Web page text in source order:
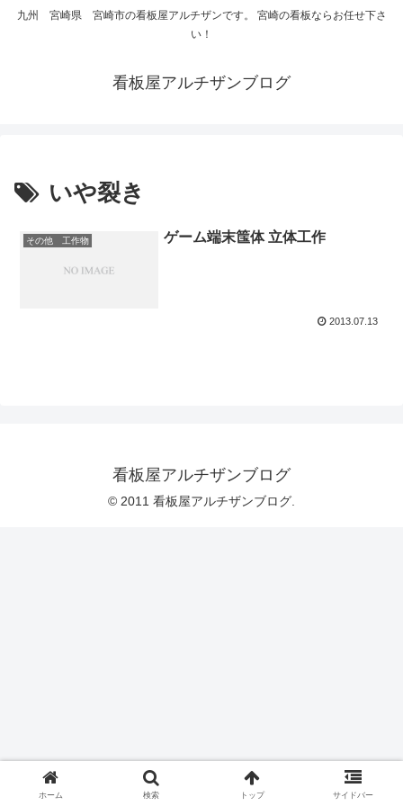
九州 宮崎県 宮崎市の看板屋アルチザンです。 宮崎の看板ならお任せ下さ
い！
看板屋アルチザンブログ
いや裂き
その他 工作物 ゲーム端末筺体 立体工作
2013.07.13
看板屋アルチザンブログ
© 2011 看板屋アルチザンブログ.
ホーム 検索 トップ サイドバー